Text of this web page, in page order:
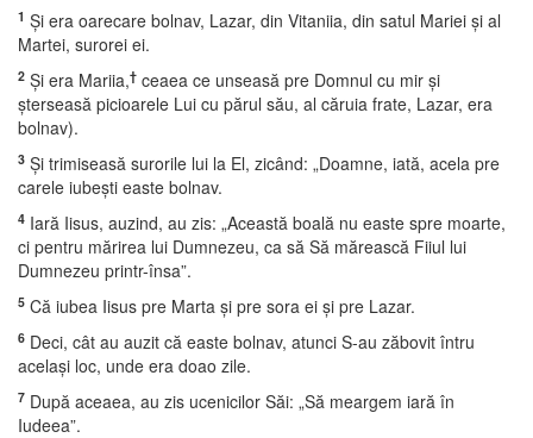
1 Şi era oarecare bolnav, Lazar, din Vitaniia, din satul Mariei şi al
Martei, surorei ei.
2 Şi era Mariia,† ceaea ce unseasă pre Domnul cu mir şi
şterseasă picioarele Lui cu părul său, al căruia frate, Lazar, era
bolnav).
3 Şi trimiseasă surorile lui la El, zicând: „Doamne, iată, acela pre
carele iubeşti easte bolnav.
4 Iară Iisus, auzind, au zis: „Această boală nu easte spre moarte,
ci pentru mărirea lui Dumnezeu, ca să Să mărească Fiiul lui
Dumnezeu printr-însa”.
5 Că iubea Iisus pre Marta şi pre sora ei şi pre Lazar.
6 Deci, cât au auzit că easte bolnav, atunci S-au zăbovit întru
acelaşi loc, unde era doao zile.
7 După aceaea, au zis ucenicilor Săi: „Să meargem iară în
Iudeea”.